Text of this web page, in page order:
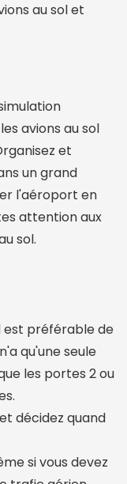
au sol et
avions au sol
et
un grand
l'aéroport en
attention aux
sol.
est préférable de
qu'une seule
les portes 2 ou
décidez quand
si vous devez